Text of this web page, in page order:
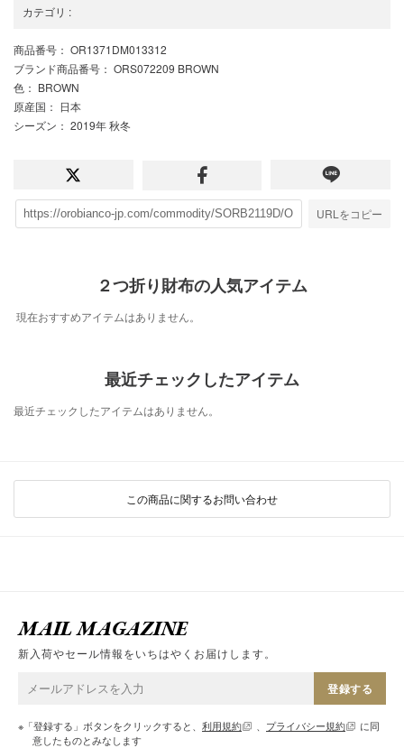
カテゴリ :
商品番号 ： OR1371DM013312
ブランド商品番号 ： ORS072209 BROWN
色 ： BROWN
原産国 ： 日本
シーズン ： 2019年 秋冬
URLをコピー
２つ折り財布の人気アイテム
現在おすすめアイテムはありません。
最近チェックしたアイテム
最近チェックしたアイテムはありません。
この商品に関するお問い合わせ
MAIL MAGAZINE
新入荷やセール情報をいちはやくお届けします。
登録する
※「登録する」ボタンをクリックすると、 利用規約 、 プライバシー規約
に同
意したものとみなします